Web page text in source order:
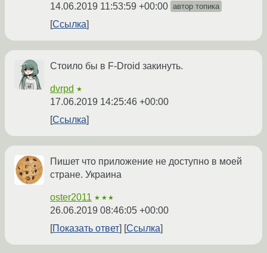
14.06.2019 11:53:59 +00:00 автор топика
Ссылка
Стоило бы в F-Droid закинуть.
dvrpd ★
17.06.2019 14:25:46 +00:00
Ссылка
Пишет что приложение не доступно в моей
стране. Украина
oster2011 ★★★
26.06.2019 08:46:05 +00:00
Показать ответ
Ссылка